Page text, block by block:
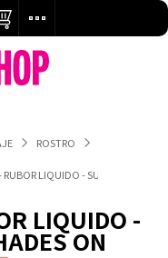
ROSTRO
RUBOR LIQUIDO - SUN KISSER -
LIQUIDO -
ON